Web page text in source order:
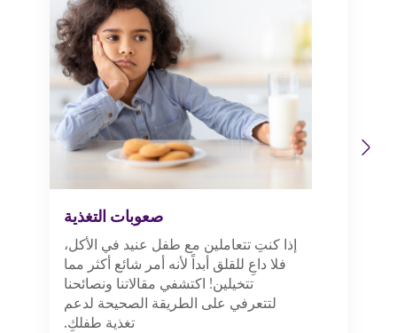
Previous
صعوبات التغذية
إذا كنتِ تتعاملين مع طفل عنيد في الأكل،
فلا داعِ للقلق أبداً لأنه أمر شائع أكثر مما
تتخيلين! اكتشفي مقالاتنا ونصائحنا
لتتعرفي على الطريقة الصحيحة لدعم
تغذية طفلكِ.